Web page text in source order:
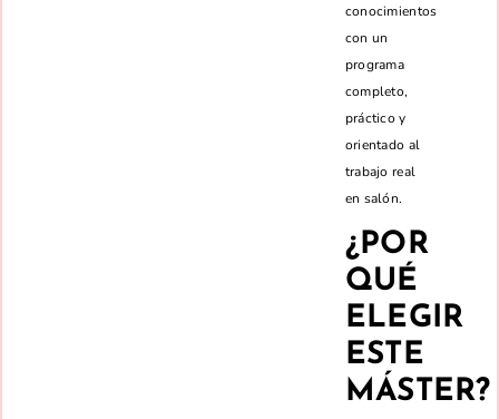
conocimientos
con un
programa
completo,
práctico y
orientado al
trabajo real
en salón.
¿POR
QUÉ
ELEGIR
ESTE
MÁSTER?